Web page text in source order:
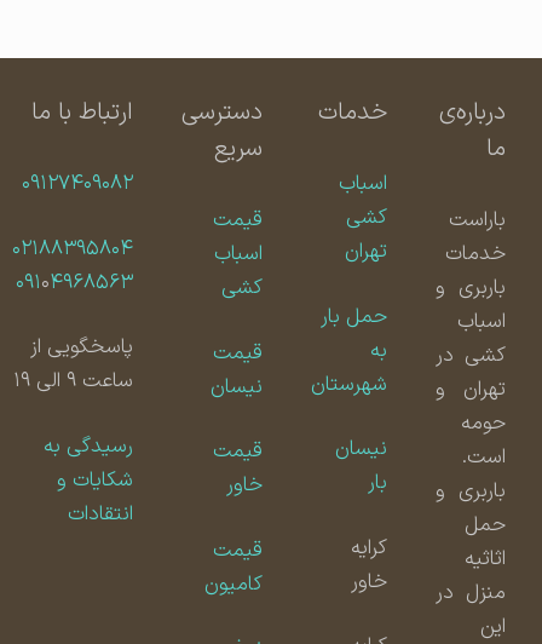
درباره‌ی
باراست
خدمات
باربری و
اسباب
کشی در
تهران و
حومه
است.
باربری و
حمل
اثاثیه
منزل در
خدمات
اسباب
کشی
تهران
حمل بار
شهرستان
نیسان
دسترسی
سریع
قیمت
اسباب
کشی
قیمت
نیسان
قیمت
قیمت
کامیون
ارتباط با ما
۰۹۱۲۷۴۰۹۰۸۲
۰۲۱۸۸۳۹۵۸۰۴
۰۹۱۰۴۹۶۸۵۶۳
پاسخگویی از
ساعت ۹ الی ۱۹
رسیدگی به
شکایات و
انتقادات